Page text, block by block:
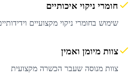
חומרי ניקוי איכותיים
שימוש בחומרי ניקוי מקצועיים
צוות מיומן ואמין
צוות מנוסה שעבר הכשרה מקצועית